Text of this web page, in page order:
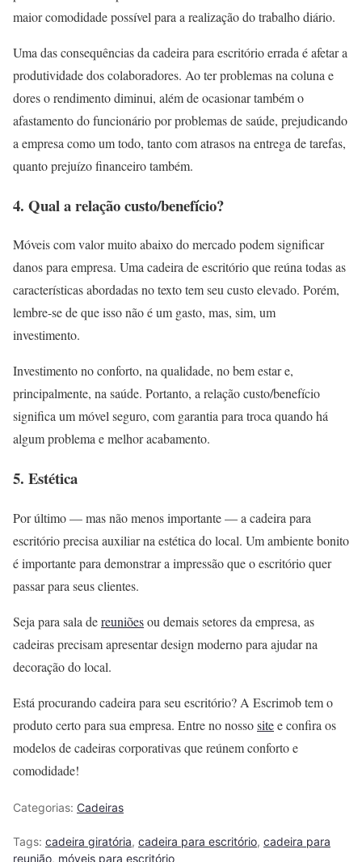
maior comodidade possível para a realização do trabalho diário.
Uma das consequências da cadeira para escritório errada é afetar a
produtividade dos colaboradores. Ao ter problemas na coluna e
dores o rendimento diminui, além de ocasionar também o
afastamento do funcionário por problemas de saúde, prejudicando
a empresa como um todo, tanto com atrasos na entrega de tarefas,
quanto prejuízo financeiro também.
4. Qual a relação custo/benefício?
Móveis com valor muito abaixo do mercado podem significar
danos para empresa. Uma cadeira de escritório que reúna todas as
características abordadas no texto tem seu custo elevado. Porém,
lembre-se de que isso não é um gasto, mas, sim, um
investimento.
Investimento no conforto, na qualidade, no bem estar e,
principalmente, na saúde. Portanto, a relação custo/benefício
significa um móvel seguro, com garantia para troca quando há
algum problema e melhor acabamento.
5. Estética
Por último—mas não menos importante—a cadeira para
escritório precisa auxiliar na estética do local. Um ambiente bonito
é importante para demonstrar a impressão que o escritório quer
passar para seus clientes.
Seja para sala dereuniõesou demais setores da empresa, as
cadeiras precisam apresentar design moderno para ajudar na
decoração do local.
Está procurando cadeira para seu escritório? A Escrimob tem o
produto certo para sua empresa. Entre no nossositee confira os
modelos de cadeiras corporativas que reúnem conforto e
comodidade!
Categorias: Cadeiras
Tags: cadeira giratória, cadeira para escritório, cadeira para
reunião, móveis para escritório